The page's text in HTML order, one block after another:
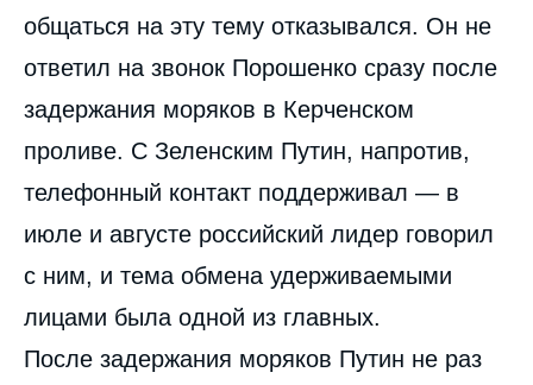
общаться на эту тему отказывался. Он не
ответил на звонок Порошенко сразу после
задержания моряков в Керченском
проливе. С Зеленским Путин, напротив,
телефонный контакт поддерживал — в
июле и августе российский лидер говорил
с ним, и тема обмена удерживаемыми
лицами была одной из главных.
После задержания моряков Путин не раз